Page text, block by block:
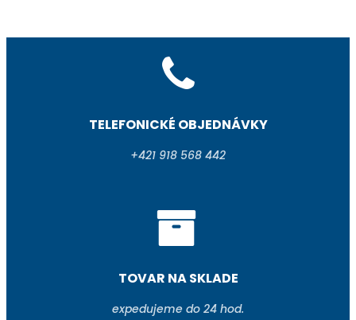
TELEFONICKÉ OBJEDNÁVKY
+421 918 568 442
TOVAR NA SKLADE
expedujeme do 24 hod.